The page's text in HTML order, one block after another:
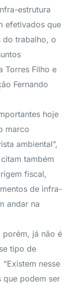
estrutura
efetivados que
do trabalho, o
Torres Filho e
Fernando
hoje
marco
ambiental”,
também
fiscal,
de infra-
andar na
já não é
tipo de
nesse
que podem ser